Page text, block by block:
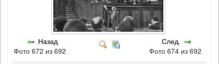
Назад
Фото 672 из 692
След.
Фото 674 из 692